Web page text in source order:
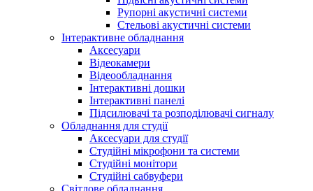
Рупорні акустичні системи
Стельові акустичні системи
Інтерактивне обладнання
Аксесуари
Відеокамери
Відеообладнання
Інтерактивні дошки
Інтерактивні панелі
Підсилювачі та розподілювачі сигналу
Обладнання для студії
Аксесуари для студії
Студійні мікрофони та системи
Студійні монітори
Студійні сабвуфери
Світлове обладнання